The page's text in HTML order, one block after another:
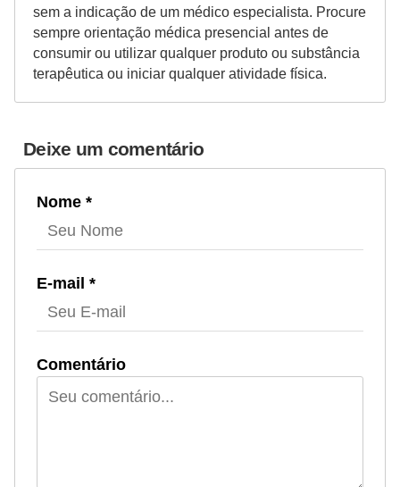
sem a indicação de um médico especialista. Procure
sempre orientação médica presencial antes de
consumir ou utilizar qualquer produto ou substância
terapêutica ou iniciar qualquer atividade física.
Deixe um comentário
Nome *
E-mail *
Comentário